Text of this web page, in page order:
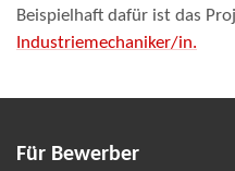
Beispielhaft dafür ist das
Industriemechaniker/in.
Für Bewerber